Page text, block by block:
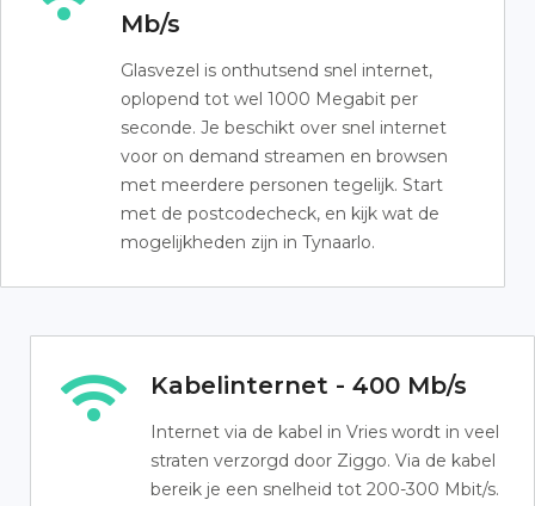
Mb/s
Glasvezel is onthutsend snel internet,
oplopend tot wel 1000 Megabit per
seconde. Je beschikt over snel internet
voor on demand streamen en browsen
met meerdere personen tegelijk. Start
met de postcodecheck, en kijk wat de
mogelijkheden zijn in Tynaarlo.
Kabelinternet - 400 Mb/s
Internet via de kabel in Vries wordt in veel
straten verzorgd door Ziggo. Via de kabel
bereik je een snelheid tot 200-300 Mbit/s.